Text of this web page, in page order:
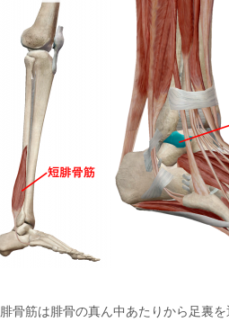
骨筋は腓骨の真ん中あたりから足裏